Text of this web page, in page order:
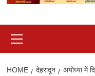
Menu
HOME देहरादून
अयोध्या में